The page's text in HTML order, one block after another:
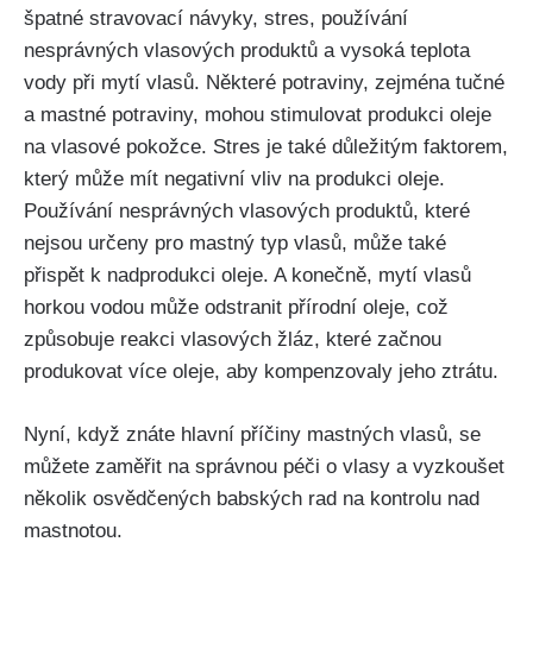
špatné stravovací ⁢návyky, stres, používání
nesprávných vlasových produktů a vysoká teplota​
vody při mytí⁣ vlasů. Některé ⁢potraviny, zejména⁣ tučné
‌a mastné potraviny, mohou⁤ stimulovat⁣ produkci⁢ oleje​
na​ vlasové‌ pokožce. ⁣Stres​ je také ⁣důležitým faktorem,
který může mít negativní‍ vliv ‌na produkci ​oleje.⁢
Používání nesprávných vlasových⁢ produktů, ⁢které
nejsou určeny pro⁤ mastný typ vlasů, může také
‍přispět k nadprodukci oleje. A⁢ konečně, mytí vlasů
horkou ​vodou může odstranit přírodní⁣ oleje,⁢ což
způsobuje reakci vlasových žláz,‍ které‍ začnou
produkovat​ více oleje, aby kompenzovaly jeho‌ ztrátu.
Nyní, když ⁤znáte ‌hlavní příčiny mastných vlasů,⁢ se
můžete zaměřit⁢ na ⁤správnou péči⁤ o vlasy a vyzkoušet
⁤několik⁤ osvědčených⁢ babských ⁤rad na ‌kontrolu nad
mastnotou.